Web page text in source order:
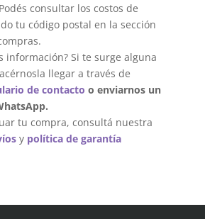
consultar los costos de
tu código postal en la sección
información? Si te surge alguna
llegar a través de
de contacto o enviarnos un
tu compra, consultá nuestra
y política de garantía